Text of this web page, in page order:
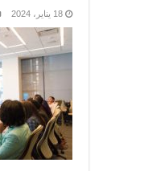
18 يناير، 2024